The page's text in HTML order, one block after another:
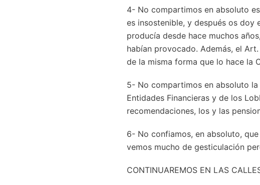
4- No compartimos en absoluto
es insostenible, y después os doy
producía desde hace muchos
habían provocado. Además, el
de la misma forma que lo hace la
5- No compartimos en absoluto
Entidades Financieras y de los
recomendaciones, los y las
6- No confiamos, en absoluto,
vemos mucho de gesticulación
CONTINUAREMOS EN LAS